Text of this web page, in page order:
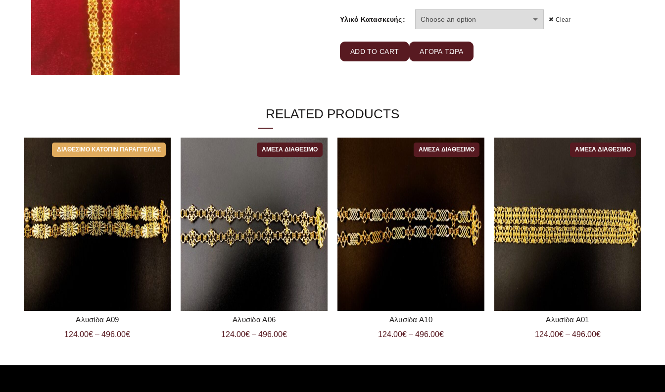
Υλικό Κατασκευής Clear
ADD TO CART ΑΓΟΡΑ ΤΩΡΑ
RELATED PRODUCTS
ΔΙΑΘΈΣΙΜΟ ΚΑΤΌΠΙΝ ΠΑΡΑΓΓΕΛΊΑΣ
ΠΡΟΣΘΗΚΗ ΣΤΟ ΚΑΛΑΘΙ
Αλυσίδα Α09
124.00€ –496.00€
ΆΜΕΣΑ ΔΙΑΘΈΣΙΜΟ
ΠΡΟΣΘΗΚΗ ΣΤΟ ΚΑΛΑΘΙ
Αλυσίδα Α06
124.00€ –496.00€
ΆΜΕΣΑ ΔΙΑΘΈΣΙΜΟ
ΠΡΟΣΘΗΚΗ ΣΤΟ ΚΑΛΑΘΙ
Αλυσίδα Α10
124.00€– 496.00€
ΆΜΕΣΑ ΔΙΑΘΈΣΙΜΟ
ΠΡΟΣΘΗΚΗ ΣΤΟ ΚΑΛΑΘΙ
Αλυσίδα Α01
124.00€– 496.00€